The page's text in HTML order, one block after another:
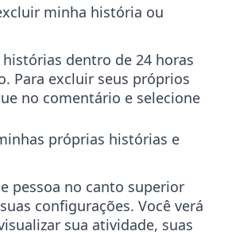
minha história ou
dentro de 24 horas
Para excluir seus próprios
no comentário e selecione
próprias histórias e
pessoa no canto superior
configurações. Você verá
sua atividade, suas